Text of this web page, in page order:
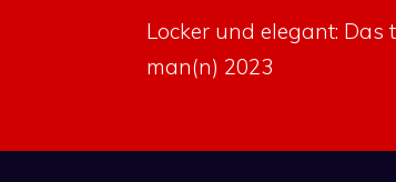
Locker und elegant: Das
man(n) 2023